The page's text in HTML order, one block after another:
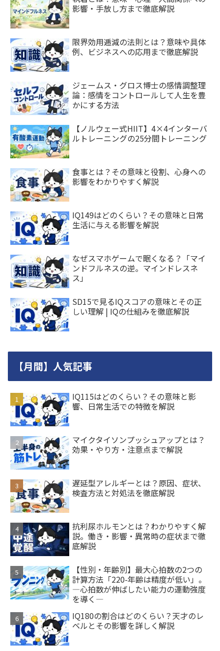
影響・手放し方まで徹底解説
限界効用逓減の法則とは？意味や具体
例、ビジネスへの応用まで徹底解説
ジェームス・グロス博士の感情調整理
論：感情をコントロールして人生を豊
かにする方法
【ノルウェー式HIIT】4×4インターバ
ルトレーニングの25分間トレーニング
食事とは？その意味と役割、心身への
影響をわかりやすく解説
IQ149はどのくらい？その意味と日常
生活に与える影響を解説
なぜスマホゲームで眠くなる？「マイ
ンドフルネスの逆。マインドレスネ
ス」
SD15で見るIQスコアの意味とその正
しい理解 | IQの仕組みを徹底解説
【月間】人気記事
IQ115はどのくらい？その意味と影
響、日常生活での特徴を解説
マイクタイソンプッシュアップとは？
効果・やり方・注意点まで解説
遅延型アレルギーとは？原因、症状、
検査方法と対処法を徹底解説
抗利尿ホルモンとは？わかりやすく解
説。働き・影響・異常時の症状まで徹
底解説
【性別・年齢別】最大心拍数の2つの
計算方法「220-年齢は精度が低い」。
―心拍数が伸ばしたい能力の運動強度
を導く―
IQ180の割合はどのくらい？天才のレ
ベルとその影響を詳しく解説